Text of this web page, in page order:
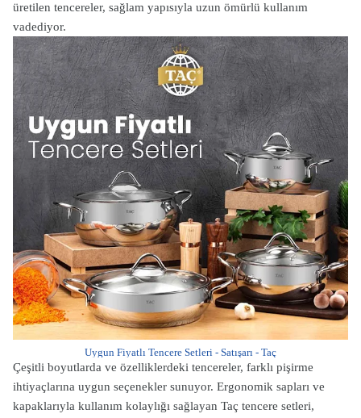
üretilen tencereler, sağlam yapısıyla uzun ömürlü kullanım
vadediyor.
Uygun Fiyatlı Tencere Setleri - Satışarı - Taç
Çeşitli boyutlarda ve özelliklerdeki tencereler, farklı pişirme
ihtiyaçlarına uygun seçenekler sunuyor. Ergonomik sapları ve
kapaklarıyla kullanım kolaylığı sağlayan Taç tencere setleri,